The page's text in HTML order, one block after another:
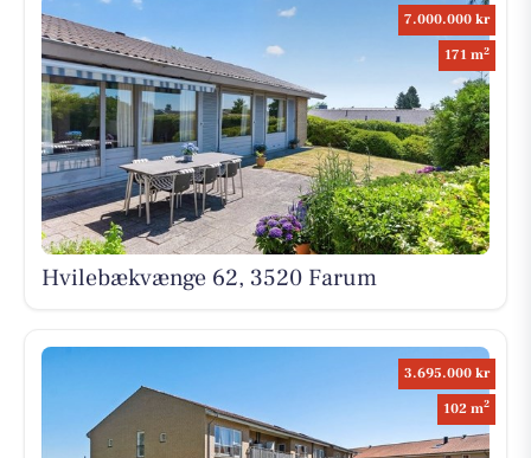
7.000.000 kr
171 m2
Hvilebækvænge 62, 3520 Farum
3.695.000 kr
102 m2